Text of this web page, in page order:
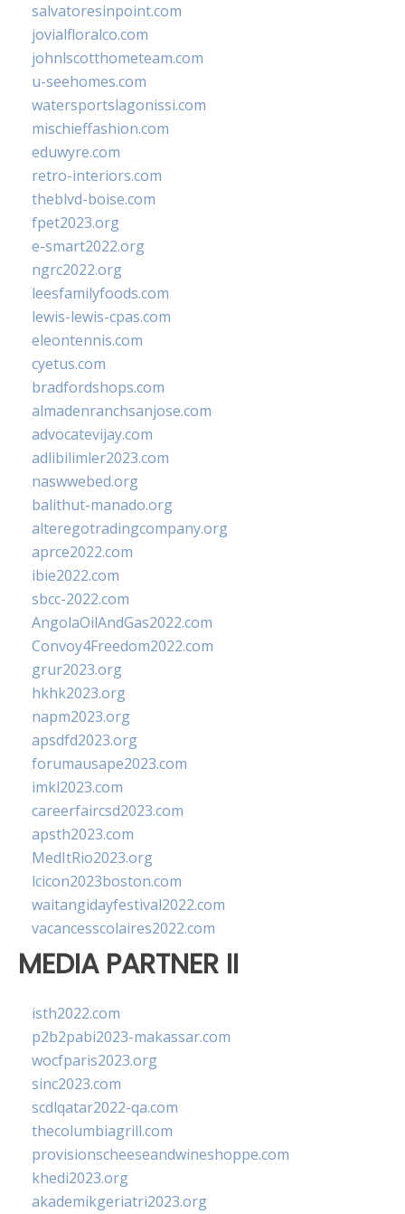
salvatoresinpoint.com
jovialfloralco.com
johnlscotthometeam.com
u-seehomes.com
watersportslagonissi.com
mischieffashion.com
eduwyre.com
retro-interiors.com
theblvd-boise.com
fpet2023.org
e-smart2022.org
ngrc2022.org
leesfamilyfoods.com
lewis-lewis-cpas.com
eleontennis.com
cyetus.com
bradfordshops.com
almadenranchsanjose.com
advocatevijay.com
adlibilimler2023.com
naswwebed.org
balithut-manado.org
alteregotradingcompany.org
aprce2022.com
ibie2022.com
sbcc-2022.com
AngolaOilAndGas2022.com
Convoy4Freedom2022.com
grur2023.org
hkhk2023.org
napm2023.org
apsdfd2023.org
forumausape2023.com
imkl2023.com
careerfaircsd2023.com
apsth2023.com
MedItRio2023.org
lcicon2023boston.com
waitangidayfestival2022.com
vacancesscolaires2022.com
MEDIA PARTNER II
isth2022.com
p2b2pabi2023-makassar.com
wocfparis2023.org
sinc2023.com
scdlqatar2022-qa.com
thecolumbiagrill.com
provisionscheeseandwineshoppe.com
khedi2023.org
akademikgeriatri2023.org